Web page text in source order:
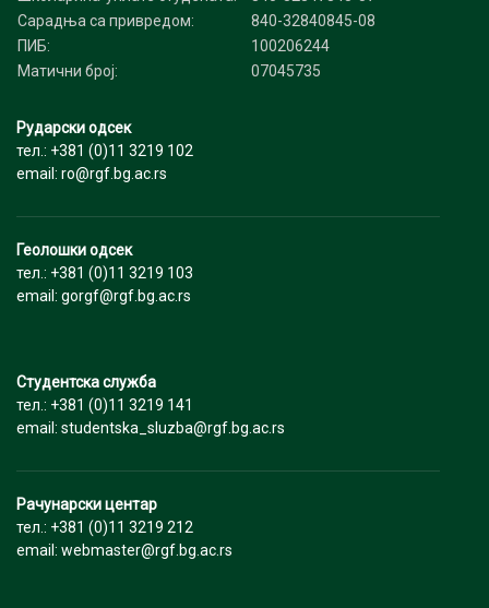
Сарадња са привредом:
840-32840845-08
ПИБ:
100206244
Матични број:
07045735
Рударски одсек
тел.: +381 (0)11 3219 102
email: ro@rgf.bg.ac.rs
Геолошки одсек
тел.: +381 (0)11 3219 103
email: gorgf@rgf.bg.ac.rs
Студентска служба
тел.: +381 (0)11 3219 141
email: studentska_sluzba@rgf.bg.ac.rs
Рачунарски центар
тел.: +381 (0)11 3219 212
email: webmaster@rgf.bg.ac.rs